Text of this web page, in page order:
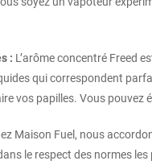
: L’arôme concentré Freed
qui correspondent
vos papilles. Vous
Maison Fuel, nous
le respect des normes